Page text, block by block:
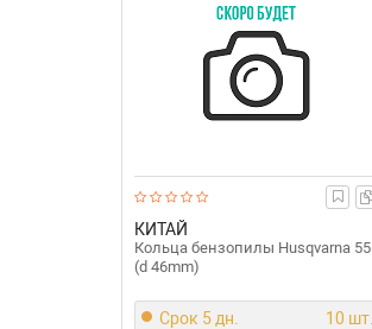
КИТАЙ
Кольца бензопилы Husqvarna 55
(d 46mm)
Срок 5 дн. 10 шт.